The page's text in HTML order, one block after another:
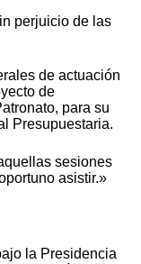
perjuicio de las
de actuación
de
para su
Presupuestaria.
sesiones
asistir.»
la Presidencia